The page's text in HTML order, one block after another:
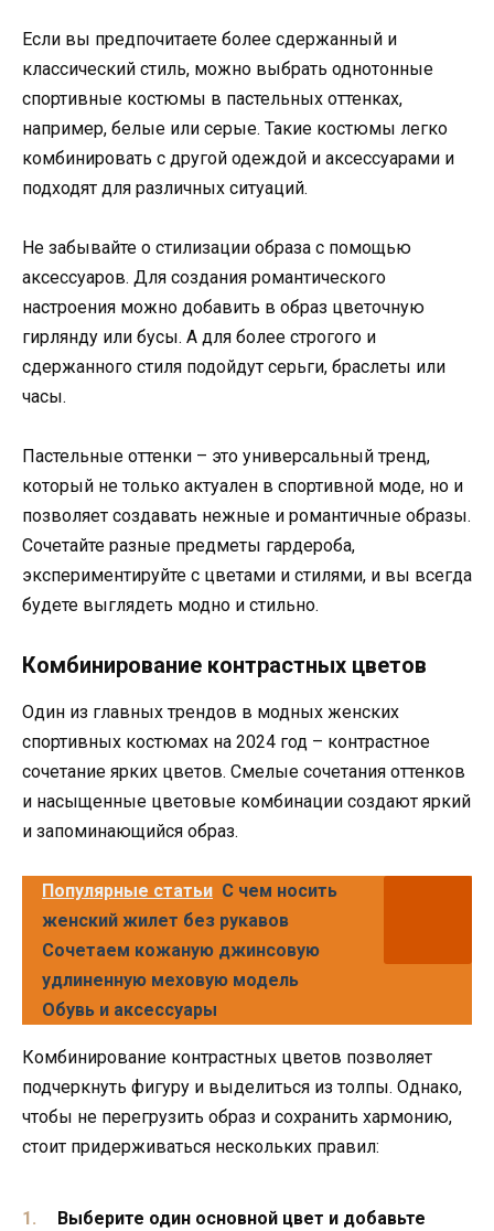
Если вы предпочитаете более сдержанный и
классический стиль, можно выбрать однотонные
спортивные костюмы в пастельных оттенках,
например, белые или серые. Такие костюмы легко
комбинировать с другой одеждой и аксессуарами и
подходят для различных ситуаций.
Не забывайте о стилизации образа с помощью
аксессуаров. Для создания романтического
настроения можно добавить в образ цветочную
гирлянду или бусы. А для более строгого и
сдержанного стиля подойдут серьги, браслеты или
часы.
Пастельные оттенки – это универсальный тренд,
который не только актуален в спортивной моде, но и
позволяет создавать нежные и романтичные образы.
Сочетайте разные предметы гардероба,
экспериментируйте с цветами и стилями, и вы всегда
будете выглядеть модно и стильно.
Комбинирование контрастных цветов
Один из главных трендов в модных женских
спортивных костюмах на 2024 год – контрастное
сочетание ярких цветов. Смелые сочетания оттенков
и насыщенные цветовые комбинации создают яркий
и запоминающийся образ.
Популярные статьи С чем носить
женский жилет без рукавов
Сочетаем кожаную джинсовую
удлиненную меховую модель
Обувь и аксессуары
Комбинирование контрастных цветов позволяет
подчеркнуть фигуру и выделиться из толпы. Однако,
чтобы не перегрузить образ и сохранить хармонию,
стоит придерживаться нескольких правил:
Выберите один основной цвет и добавьте